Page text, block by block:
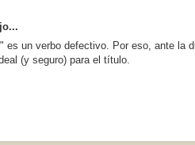
es un verbo defectivo. Por eso, ante la
(y seguro) para el título.